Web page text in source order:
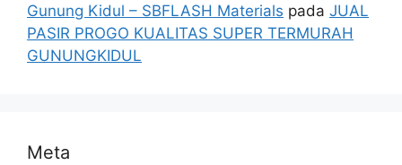
Gunung Kidul – SBFLASH Materials pada JUAL
PASIR PROGO KUALITAS SUPER TERMURAH
GUNUNGKIDUL
Meta